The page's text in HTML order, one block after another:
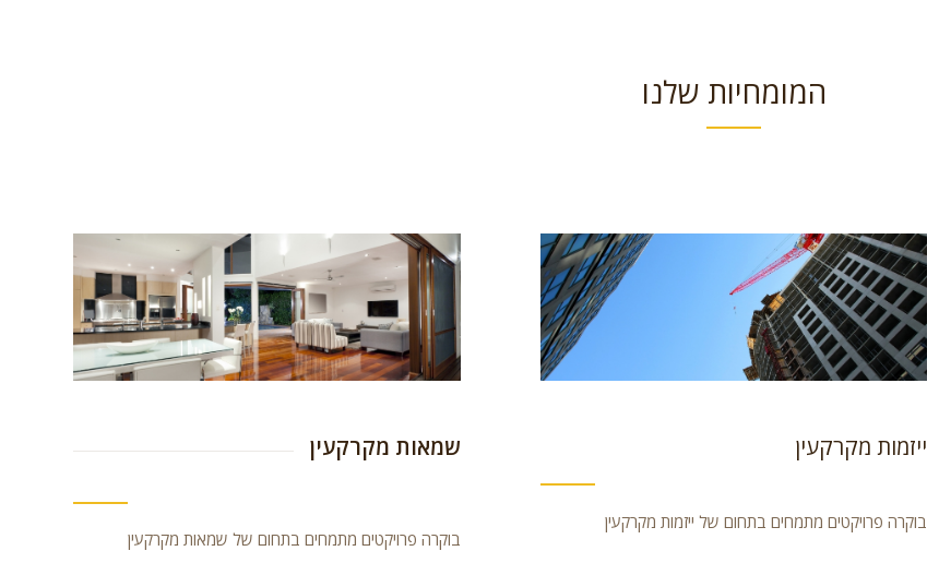
המומחיות שלנו
ייזמות מקרקעין
בוקרה פרויקטים מתמחים בתחום של ייזמות מקרקעין
שמאות מקרקעין
בוקרה פרויקטים מתמחים בתחום של שמאות מקרקעין